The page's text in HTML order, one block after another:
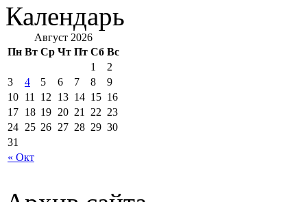
Календарь
Август 2026
Пн Вт Ср Чт Пт Сб Вс
« Окт
1
2
3
4 5 6 7 8
9
10 11 12 13 14 15 16
17 18 19 20 21 22 23
24 25 26 27 28 29 30
31